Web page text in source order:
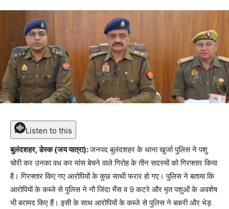
Listen to this
बुलंदशहर, डेस्क (जय यात्रा):जनपद बुलंदशहर के थाना खुर्जा पुलिस ने पशु
चोरी कर उनका वध कर मांस बेचने वाले गिरोह के तीन सदस्यों को गिरफ्तार किया
है। गिरफ्तार किए गए आरोपियों के कुछ साथी फरार हो गए। पुलिस ने बताया कि
आरोपियों के कब्जे से पुलिस ने नौ जिंदा भैंस व 9 कटरे और मृत पशुओं के अवशेष
भी बरामद किए हैं। इसी के साथ आरोपियों के कब्जे से पुलिस ने बकरी और भेड़